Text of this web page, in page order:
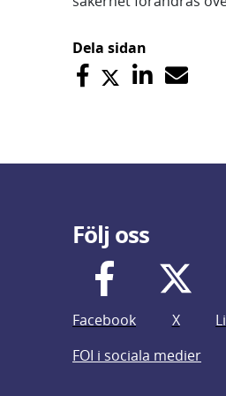
Dela sidan
Följ oss
Facebook X
FOI i sociala medier